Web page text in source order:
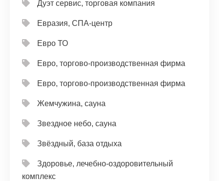
Дуэт сервис, торговая компания
Евразия, СПА-центр
Евро ТО
Евро, торгово-производственная фирма
Евро, торгово-производственная фирма
Жемчужина, сауна
Звездное небо, сауна
Звёздный, база отдыха
Здоровье, лечебно-оздоровительный
комплекс